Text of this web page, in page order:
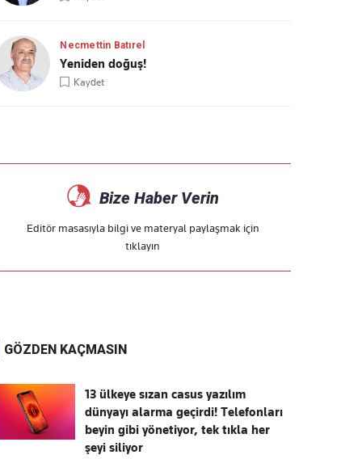
Necmettin Batırel
Yeniden doğuş!
Kaydet
Bize Haber Verin
Editör masasıyla bilgi ve materyal paylaşmak için
tıklayın
GÖZDEN KAÇMASIN
13 ülkeye sızan casus yazılım
dünyayı alarma geçirdi! Telefonları
beyin gibi yönetiyor, tek tıkla her
şeyi siliyor